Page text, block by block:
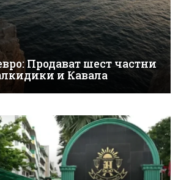
Продават шест частни
и Кавала